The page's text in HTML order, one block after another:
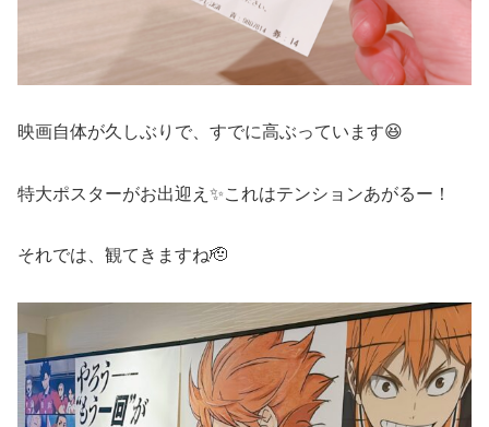
映画自体が久しぶりで、すでに高ぶっています😆
特大ポスターがお出迎え✨これはテンションあがるー！
それでは、観てきますね🫡